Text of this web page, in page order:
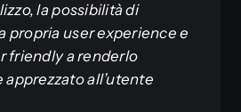
la possibilità di
propria user experience e
friendly a renderlo
all’utente